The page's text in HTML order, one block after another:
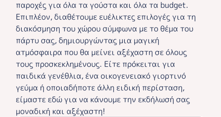
παροχές για όλα τα γούστα και όλα τα budget.
Επιπλέον, διαθέτουμε ευέλικτες επιλογές για τη
διακόσμηση του χώρου σύμφωνα με το θέμα του
πάρτυ σας, δημιουργώντας μια μαγική
ατμόσφαιρα που θα μείνει αξέχαστη σε όλους
τους προσκεκλημένους. Είτε πρόκειται για
παιδικά γενέθλια, ένα οικογενειακό γιορτινό
γεύμα ή οποιαδήποτε άλλη ειδική περίσταση,
είμαστε εδώ για να κάνουμε την εκδήλωσή σας
μοναδική και αξέχαστη!